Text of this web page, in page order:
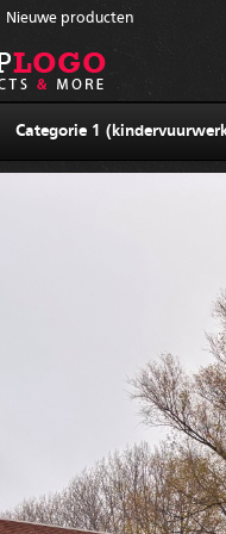
Nieuwe producten
Categorie 1